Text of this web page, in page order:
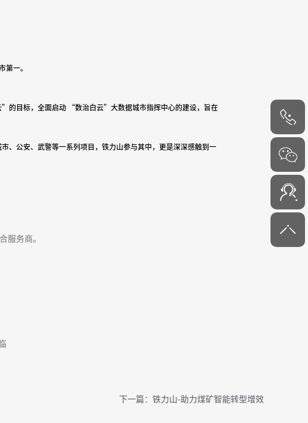
第一。
”的目标，全面启动 “数治白云”大数据城市指挥中心的建设，旨在
、公安、武警等一系列项目，铁力山参与其中，更是深深感触到一
服务商。
下一篇：铁力山-助力煤矿智能转型增效
4000-
6000-45